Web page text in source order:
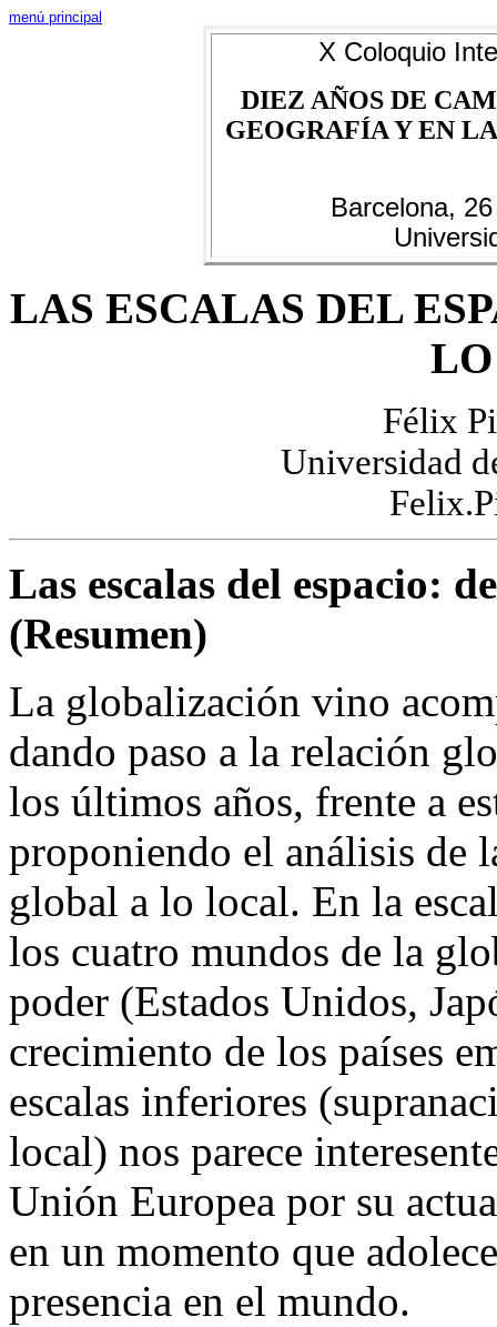
menú principal
X Coloquio
DIEZ AÑOS DE
GEOGRAFÍA Y EN
Barcelona,
LAS ESCALAS DEL
Félix
Universidad
Las escalas del espacio:
(Resumen)
La globalización vino
dando paso a la relación
los últimos años, frente a
proponiendo el análisis de
global a lo local. En la
los cuatro mundos de la
poder (Estados Unidos,
crecimiento de los países
escalas inferiores
local) nos parece
Unión Europea por su
en un momento que
presencia en el mundo.